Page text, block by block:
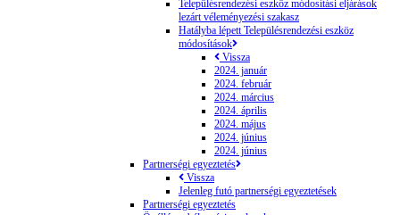
Településrendezési eszköz módosítási eljárások
lezárt véleményezési szakasz
Hatályba lépett Településrendezési eszköz
módosítások
Vissza
2024. január
2024. február
2024. március
2024. április
2024. május
2024. június
2024. június
Partnerségi egyeztetés
Vissza
Jelenleg futó partnerségi egyeztetések
Partnerségi egyeztetés